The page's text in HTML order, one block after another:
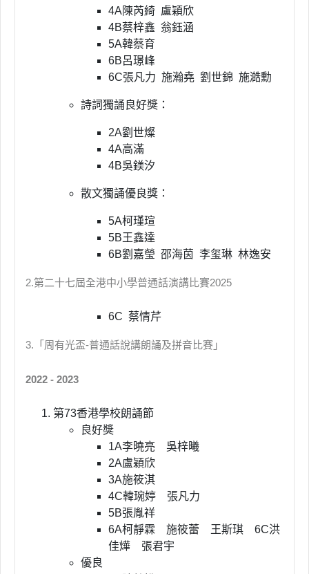
4A陳芮綺 盧穎欣
4B蔡梓鑫 翁鈺涵
5A韓蔡育
6B呂璟峰
6C張凡力 施瀚堯 劉世錦 施澔勳
詩詞獨誦良好獎：
2A劉世燦
4A高滿
4B吳鎂汐
散文獨誦優良獎：
5A柯瑾瑄
5B王鑫達
6B劉嘉瑩 邵海茵 李玺琳 林逸安
2.第二十七屆全港中小學普通話演講比賽2025
6C 蔡情芹
3.「周有光盃-普通話說講朗誦及拼音比賽」
2022 - 2023
第73香港學校朗誦節
良好獎
1A李曉亮 吳梓曦
2A盧穎欣
3A施筱淇
4C韓琬婷 張凡力
5B張胤祥
6A柯靜霖 施筱蕾 王斯琪 6C洪
佳燁 張君宇
優良